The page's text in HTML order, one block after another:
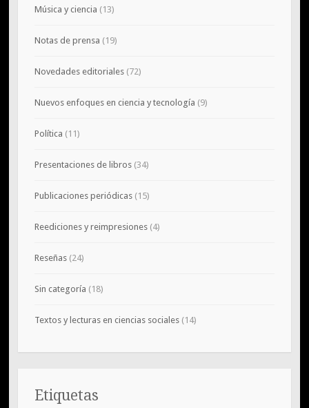
Música y ciencia (13)
Notas de prensa (19)
Novedades editoriales(72)
Nuevos enfoques en ciencia y tecnología (9)
Política (11)
Presentaciones de libros(34)
Publicaciones periódicas(15)
Reediciones y reimpresiones(4)
Reseñas(24)
Sin categoría (18)
Textos y lecturas en ciencias sociales(14)
Etiquetas